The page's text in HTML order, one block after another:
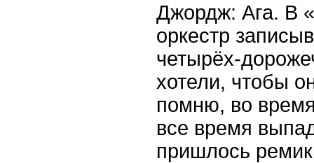
Джордж: Ага. В
оркестр
четырёх-
хотели, чтобы
помню, во
все время
пришлось